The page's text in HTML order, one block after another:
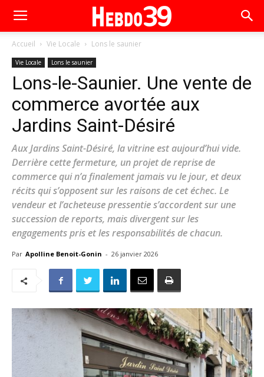
Accueil Vie Locale Lons le saunier
Vie Locale Lons le saunier
Lons-le-Saunier. Une vente de
commerce avortée aux
Jardins Saint-Désiré
Aux Jardins Saint-Désiré, la vitrine est aujourd’hui vide.
Derrière cette fermeture, un projet de reprise de
commerce qui n’a finalement jamais vu le jour, et deux
récits qui s’opposent sur les raisons de cet échec. Le
vendeur et l’acheteuse pressentie s’accordent sur une
succession de reports, mais divergent sur les
engagements pris et les responsabilités de chacun.
Par Apolline Benoit-Gonin - 26 janvier 2026